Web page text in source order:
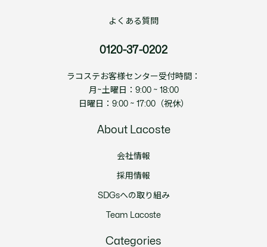
よくある質問
0120-37-0202
ラコステお客様センター受付時間：
月~土曜日：9:00 ~ 18:00
日曜日：9:00 ~ 17:00（祝休）
About Lacoste
会社情報
採用情報
SDGsへの取り組み
Team Lacoste
Categories